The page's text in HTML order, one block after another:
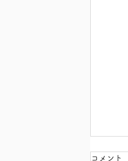
コメント